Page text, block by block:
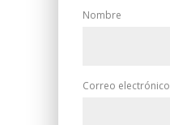
Nombre
Correo electrónico